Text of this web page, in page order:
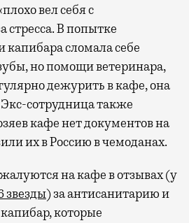
вел себя с
стресса. В попытке
капибара сломала себе
но помощи ветеринара,
дежурить в кафе, она
сотрудница также
кафе нет документов на
их в Россию в чемоданах.
на кафе в отзывах (у
звезды) за антисанитарию и
которые